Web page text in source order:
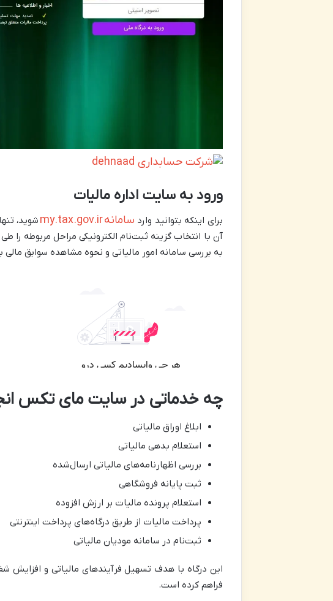
ورود به سایت اداره مالیات
برای اینکه بتوانید وارد سامانهmy.tax.gov.ir شوید،
آن با انتخاب گزینه ثبت‌نام الکترونیکی مراحل مربوطه را
به بررسی سامانه امور مالیاتی و نحوه مشاهده سوابق مالی
چه خدماتی در سایت مای تکس
ابلاغ اوراق مالیاتی
استعلام بدهی مالیاتی
بررسی اظهارنامه‌های مالیاتی ارسال‌شده
ثبت پایانه فروشگاهی
استعلام پرونده مالیات بر ارزش افزوده
پرداخت مالیات از طریق درگاه‌های پرداخت اینترنتی
ثبت‌نام در سامانه مودیان مالیاتی
این درگاه با هدف تسهیل فرآیندهای مالیاتی و افزایش
فراهم کرده است.